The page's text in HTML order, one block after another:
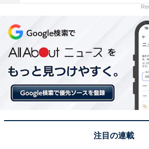
合わせて、さらに割引率をアップで
す。賢く旅の計画を立てて、お得に
う。
楽天トラベルでクーポン祭
注目の連載